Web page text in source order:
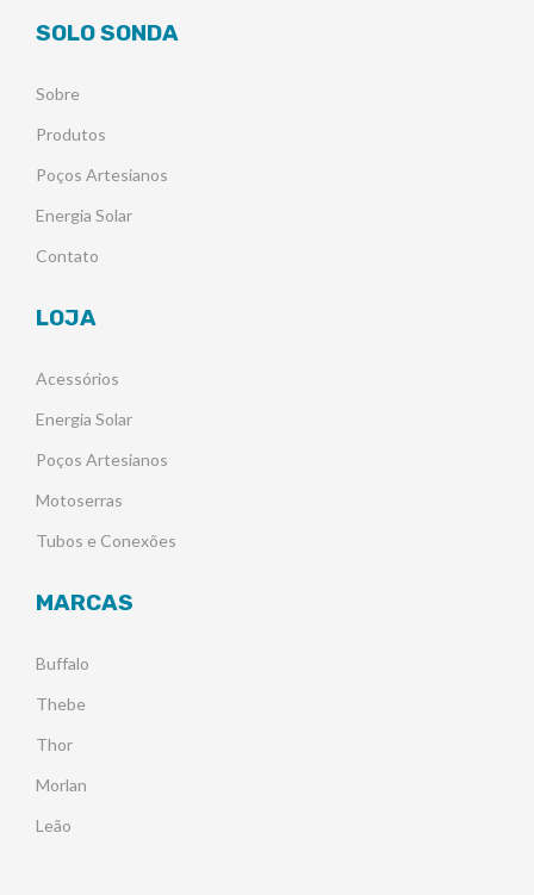
SOLO SONDA
Sobre
Produtos
Poços Artesianos
Energia Solar
Contato
LOJA
Acessórios
Energia Solar
Poços Artesianos
Motoserras
Tubos e Conexões
MARCAS
Buffalo
Thebe
Thor
Morlan
Leão